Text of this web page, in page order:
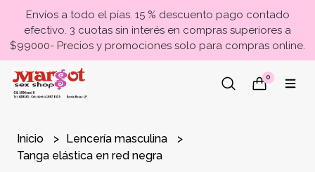
Envíos a todo el pías. 15 % descuento pago contado
efectivo. 3 cuotas sin interés en compras superiores a
$99000- Precios y promociones solo para compras online.
0
Inicio
Lencería masculina
Tanga elástica en red negra